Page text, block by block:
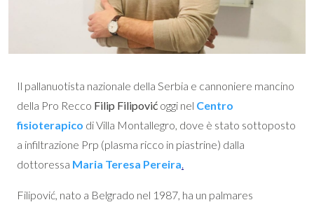
Il pallanuotista nazionale della Serbia e cannoniere mancino
della Pro Recco Filip Filipović oggi nel Centro
fisioterapico di Villa Montallegro, dove è stato sottoposto
a infiltrazione Prp (plasma ricco in piastrine) dalla
dottoressa Maria Teresa Pereira.
Filipović, nato a Belgrado nel 1987, ha un palmares